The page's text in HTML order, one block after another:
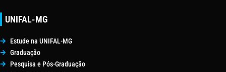
UNIFAL-MG
Estude na UNIFAL-MG
Graduação
Pesquisa e Pós-Graduação